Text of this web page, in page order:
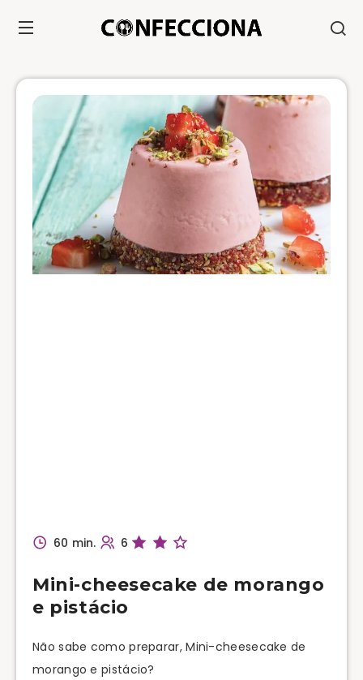
60 min. 6
Mini-cheesecake de morango
e pistácio
Não sabe como preparar, Mini-cheesecake de
morango e pistácio?